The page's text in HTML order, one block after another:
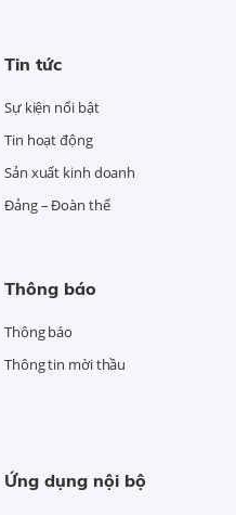
Tin tức
Sự kiện nổi bật
Tin hoạt động
Sản xuất kinh doanh
Đảng – Đoàn thể
Thông báo
Thông báo
Thông tin mời thầu
Ứng dụng nội bộ